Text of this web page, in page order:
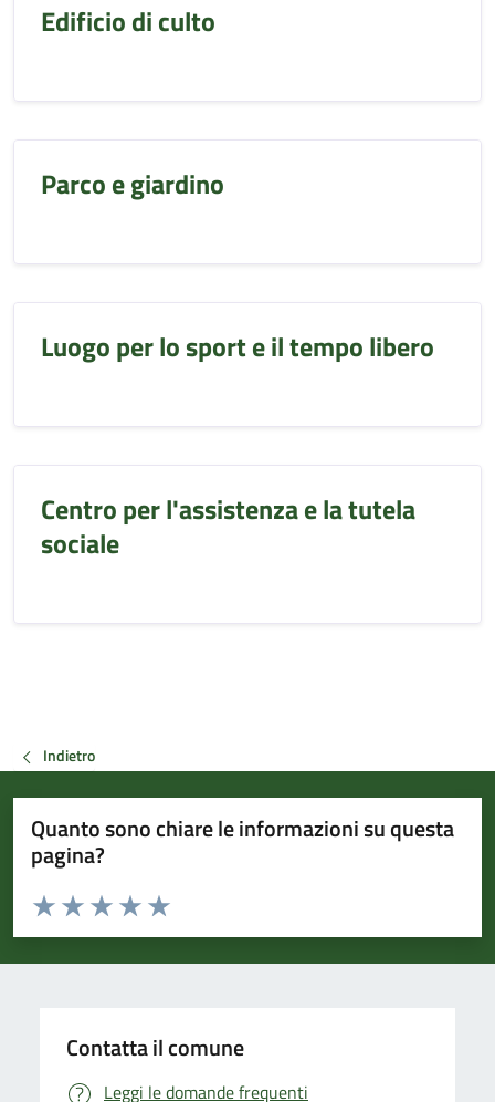
Edificio di culto
Parco e giardino
Luogo per lo sport e il tempo libero
Centro per l'assistenza e la tutela
sociale
Indietro
Quanto sono chiare le informazioni su questa
pagina?
Valuta da 1 a 5 stelle la pagina
Valuta 5 stelle su 5
Valuta 4 stelle su 5
Valuta 3 stelle su 5
Valuta 2 stelle su 5
Valuta 1 stelle su 5
Contatta il comune
Leggi le domande frequenti